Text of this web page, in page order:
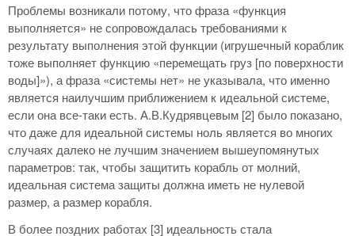
Проблемы возникали потому, что фраза «функция
выполняется» не сопровождалась требованиями к
результату выполнения этой функции (игрушечный кораблик
тоже выполняет функцию «перемещать груз [по поверхности
воды]»), а фраза «системы нет» не указывала, что именно
является наилучшим приближением к идеальной системе,
если она все-таки есть. А.В.Кудрявцевым [2] было показано,
что даже для идеальной системы ноль является во многих
случаях далеко не лучшим значением вышеупомянутых
параметров: так, чтобы защитить корабль от молний,
идеальная система защиты должна иметь не нулевой
размер, а размер корабля.
В более поздних работах [3] идеальность стала